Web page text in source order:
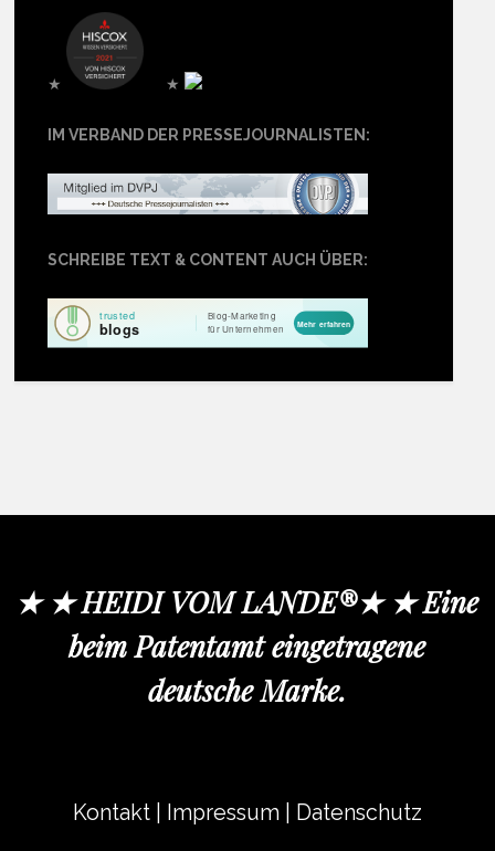
★ ★
IM VERBAND DER PRESSEJOURNALISTEN:
SCHREIBE TEXT & CONTENT AUCH ÜBER:
★ ★ HEIDI VOM LANDE®★ ★ Eine
beim Patentamt eingetragene
deutsche Marke.
Kontakt Impressum Datenschutz